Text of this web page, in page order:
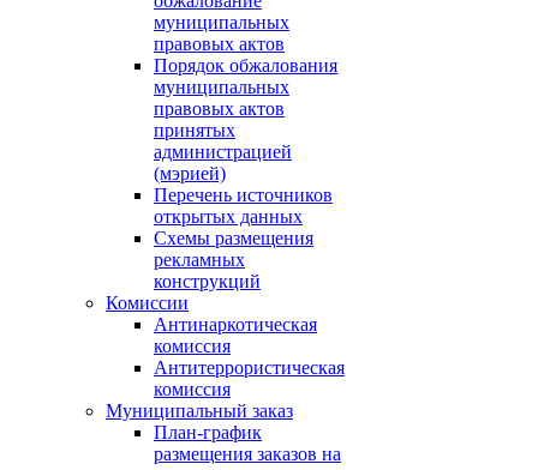
муниципальных
правовых актов
Порядок обжалования
муниципальных
правовых актов
принятых
администрацией
(мэрией)
Перечень источников
открытых данных
Схемы размещения
рекламных
конструкций
Комиссии
Антинаркотическая
комиссия
Антитеррористическая
комиссия
Муниципальный заказ
План-график
размещения заказов на